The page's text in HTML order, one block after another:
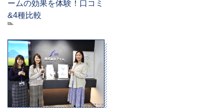
ームの効果を体験！口コミ
&4種比較